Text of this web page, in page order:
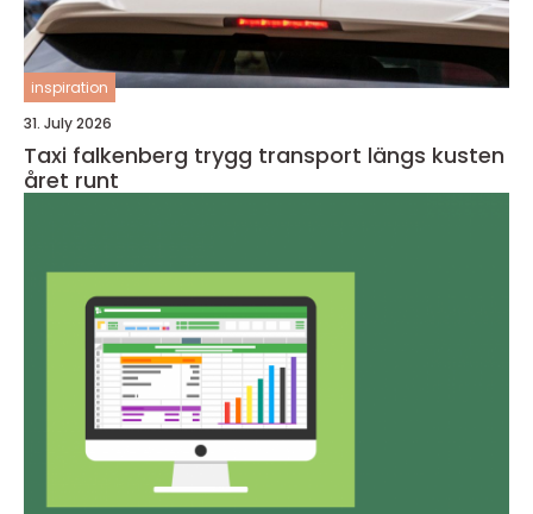
inspiration
31. July 2026
Taxi falkenberg trygg transport längs kusten
året runt